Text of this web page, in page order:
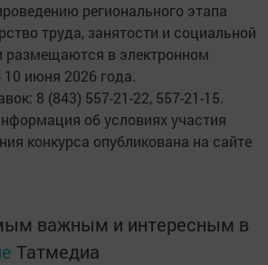
регионального этапа
труда, занятости и социальной
размещаются в электронном
10 июня 2026 года.
8 (843) 557-21-22, 557-21-15.
об условиях участия
конкурса опубликована на сайте
важным и интересным в
Татмедиа